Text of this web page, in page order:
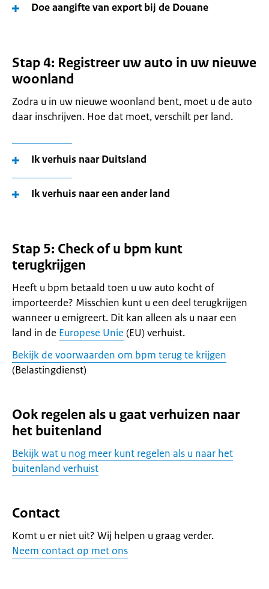
Doe aangifte van export bij de Douane
Stap 4: Registreer uw auto in uw nieuwe
woonland
Zodra u in uw nieuwe woonland bent, moet u de auto
daar inschrijven. Hoe dat moet, verschilt per land.
Ik verhuis naar Duitsland
Ik verhuis naar een ander land
Stap 5: Check of u bpm kunt
terugkrijgen
Heeft u bpm betaald toen u uw auto kocht of
importeerde? Misschien kunt u een deel terugkrijgen
wanneer u emigreert. Dit kan alleen als u naar een
land in de Europese Unie (EU) verhuist.
Bekijk de voorwaarden om bpm terug te krijgen
(Belastingdienst)
Ook regelen als u gaat verhuizen naar
het buitenland
Bekijk wat u nog meer kunt regelen als u naar het
buitenland verhuist
Contact
Komt u er niet uit? Wij helpen u graag verder.
Neem contact op met ons